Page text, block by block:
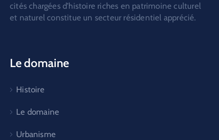
cités chargées d’histoire riches en patrimoine culturel
et naturel constitue un secteur résidentiel apprécié.
Le domaine
Histoire
Le domaine
Urbanisme